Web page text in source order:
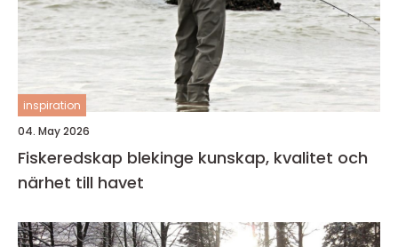
inspiration
04. May 2026
Fiskeredskap blekinge kunskap, kvalitet och
närhet till havet